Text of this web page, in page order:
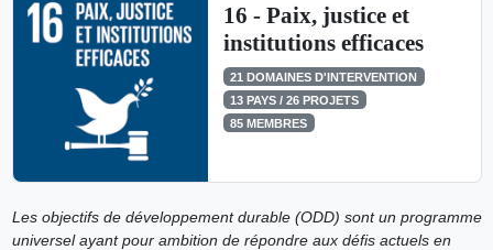
16 - Paix, justice et
institutions efficaces
21 DOMAINES D'INTERVENTION
13 PAYS / 26 PROJETS
85 MEMBRES
Les objectifs de développement durable (ODD) sont un programme
universel ayant pour ambition de répondre aux défis actuels en